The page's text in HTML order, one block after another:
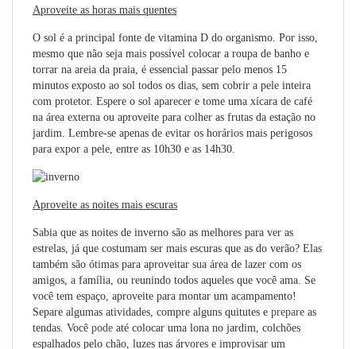
Aproveite as horas mais quentes
O sol é a principal fonte de vitamina D do organismo. Por isso,
mesmo que não seja mais possível colocar a roupa de banho e
torrar na areia da praia, é essencial passar pelo menos 15
minutos exposto ao sol todos os dias, sem cobrir a pele inteira
com protetor. Espere o sol aparecer e tome uma xícara de café
na área externa ou aproveite para colher as frutas da estação no
jardim. Lembre-se apenas de evitar os horários mais perigosos
para expor a pele, entre as 10h30 e as 14h30.
Aproveite as noites mais escuras
Sabia que as noites de inverno são as melhores para ver as
estrelas, já que costumam ser mais escuras que as do verão? Elas
também são ótimas para aproveitar sua área de lazer com os
amigos, a família, ou reunindo todos aqueles que você ama. Se
você tem espaço, aproveite para montar um acampamento!
Separe algumas atividades, compre alguns quitutes e prepare as
tendas. Você pode até colocar uma lona no jardim, colchões
espalhados pelo chão, luzes nas árvores e improvisar um